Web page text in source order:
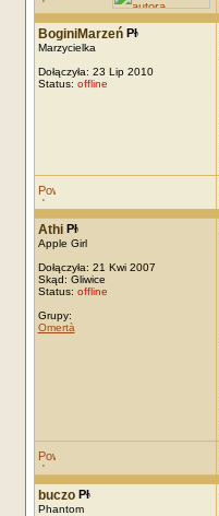
BoginiMarzeń
Marzycielka
Dołączyła: 23 Lip 2010
Status: offline
Athi
Apple Girl
Dołączyła: 21 Kwi 2007
Skąd: Gliwice
Status: offline
Grupy:
Omertà
buczo
Phantom